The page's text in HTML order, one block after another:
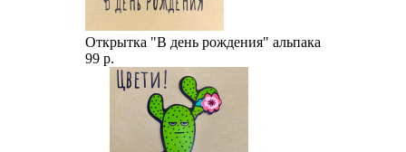
Открытка "В день рождения" альпака
99 р.